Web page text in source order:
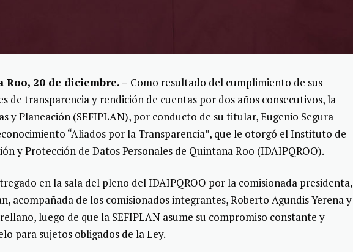
Roo, 20 de diciembre. – Como resultado del cumplimiento de sus
de transparencia y rendición de cuentas por dos años consecutivos, la
y Planeación (SEFIPLAN), por conducto de su titular, Eugenio Segura
“Aliados por la Transparencia”, que le otorgó el Instituto de
y Protección de Datos Personales de Quintana Roo (IDAIPQROO).
en la sala del pleno del IDAIPQROO por la comisionada presidenta,
acompañada de los comisionados integrantes, Roberto Agundis Yerena y
luego de que la SEFIPLAN asume su compromiso constante y
para sujetos obligados de la Ley.